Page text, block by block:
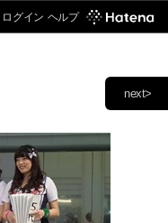
ログイン ヘルプ
next>